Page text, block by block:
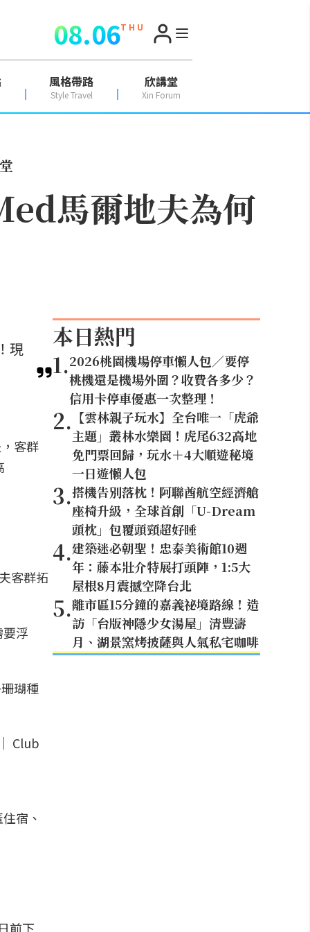
08.06T H U
風格帶路
Style Travel
欣講堂
Xin Forum
馬爾地夫為何
現
客群
客群拓
浮
瑚種
宿、
前下
本日熱門
1.2026桃園機場停車懶人包／要停
桃機還是機場外圍？收費各多少？
信用卡停車優惠一次整理！
2. 【雲林親子玩水】全台唯一「虎爺
主題」叢林水樂園！虎尾632高地
免門票回歸，玩水＋4大順遊秘境
一日遊懶人包
3.搭機告別落枕！阿聯酋航空經濟艙
座椅升級，全球首創「U-Dream
頭枕」包覆頭頸超好睡
4.建築迷必朝聖！忠泰美術館10週
年：藤本壯介特展打頭陣，1:5大
屋根8月震撼空降台北
5.離市區15分鐘的嘉義祕境路線！造
訪「台版神隱少女湯屋」清豐濤
月、湖景窯烤披薩與人氣私宅咖啡